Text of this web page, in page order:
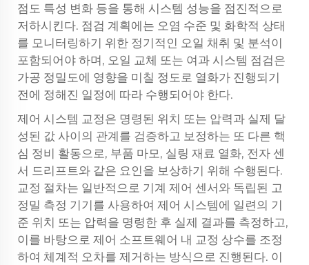
점도 특성 변화 등을 통해 시스템 성능을 점진적으로
저하시킨다. 점검 계획에는 오염 수준 및 화학적 상태
를 모니터링하기 위한 정기적인 오일 채취 및 분석이
포함되어야 하며, 오일 교체 또는 여과 시스템 점검은
가공 정밀도에 영향을 미칠 정도로 열화가 진행되기
전에 정해진 일정에 따라 수행되어야 한다.
제어 시스템 교정은 명령된 위치 또는 압력과 실제 달
성된 값 사이의 관계를 검증하고 보정하는 또 다른 핵
심 정비 활동으로, 부품 마모, 실링 재료 열화, 전자 센
서 드리프트와 같은 요인을 보상하기 위해 수행된다.
교정 절차는 일반적으로 기계 제어 센서와 독립된 고
정밀 측정 기기를 사용하여 제어 시스템에 일련의 기
준 위치 또는 압력을 명령한 후 실제 결과를 측정하고,
이를 바탕으로 제어 소프트웨어 내 교정 상수를 조정
하여 체계적 오차를 제거하는 방식으로 진행된다. 이